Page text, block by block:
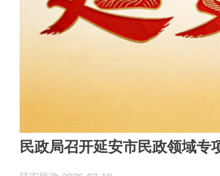
民政局召开延安市民政领域专